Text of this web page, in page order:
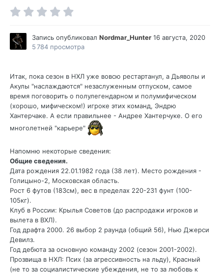
Запись опубликовал Nordmar_Hunter 16 августа, 2020
5 784 просмотра
Итак, пока сезон в НХЛ уже вовсю рестартанул, а Дьяволы и
Акулы "наслаждаются" незаслуженным отпуском, самое
время поговорить о полулегендарном и полумифическом
(хорошо, мифическом!) игроке этих команд, Эндрю
Хантерчаке. А если правильнее - Андрее Хантерчуке. О его
многолетней "карьере"
Напомню некоторые сведения:
Общие сведения.
Дата рождения 22.01.1982 года (38 лет). Место рождения -
Голицыно-2, Московская область.
Рост 6 футов (183см), вес в пределах 220-231 фунт (100-
105кг).
Клуб в России: Крылья Советов (до распродажи игроков и
вылета в ВХЛ).
Год драфта 2000. 26 выбор 2 раунда (общий 56), Нью Джерси
Девилз.
Год дебюта за основную команду 2002 (сезон 2001-2002).
Прозвища в НХЛ: Псих (за агрессивность на льду), Красный
(не то за социалистические убеждения, не то за любовь к